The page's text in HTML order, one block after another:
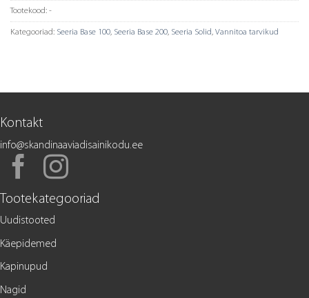
Tootekood: -
Kategooriad: Seeria Base 100, Seeria Base 200, Seeria Solid, Vannitoa tarvikud
Kontakt
info@skandinaaviadisainikodu.ee
Tootekategooriad
Uudistooted
Käepidemed
Kapinupud
Nagid